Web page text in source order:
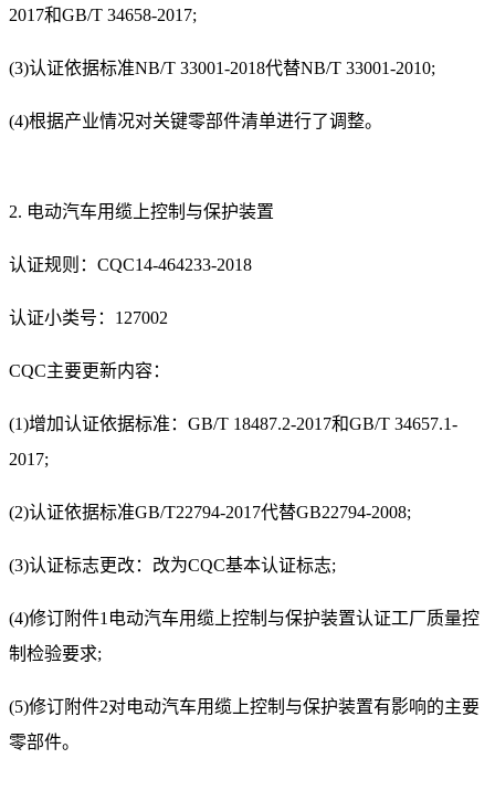
2017和GB/T 34658-2017;
(3)认证依据标准NB/T 33001-2018代替NB/T 33001-2010;
(4)根据产业情况对关键零部件清单进行了调整。
2. 电动汽车用缆上控制与保护装置
认证规则：CQC14-464233-2018
认证小类号：127002
CQC主要更新内容：
(1)增加认证依据标准：GB/T 18487.2-2017和GB/T 34657.1-
2017;
(2)认证依据标准GB/T22794-2017代替GB22794-2008;
(3)认证标志更改：改为CQC基本认证标志;
(4)修订附件1电动汽车用缆上控制与保护装置认证工厂质量控
制检验要求;
(5)修订附件2对电动汽车用缆上控制与保护装置有影响的主要
零部件。